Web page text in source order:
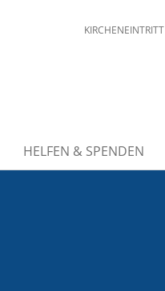
KIRCHENEINTRITT
HELFEN & SPENDEN